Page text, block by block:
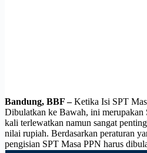
Bandung, BBF –Ketika Isi SPT
Dibulatkan ke Bawah, ini merupakan
kali terlewatkan namun sangat
nilai rupiah. Berdasarkan peraturan
pengisian SPT Masa PPN harus